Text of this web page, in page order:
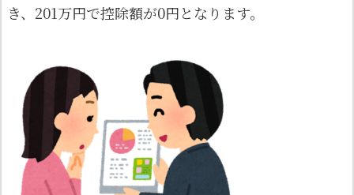
き、201万円で控除額が0円となります。